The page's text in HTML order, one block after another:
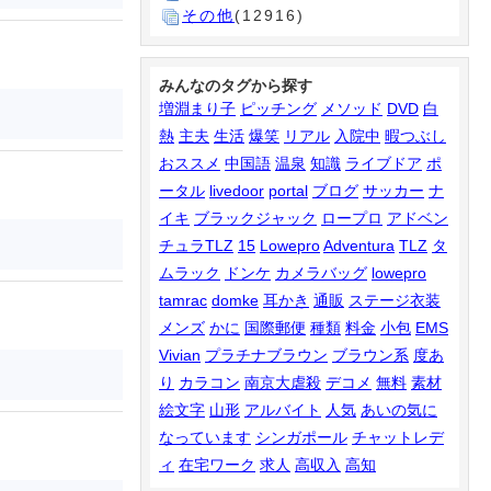
その他(12916)
みんなのタグから探す
増淵まり子 ピッチング メソッド DVD 白
熱 主夫 生活 爆笑 リアル 入院中 暇つぶし
おススメ 中国語 温泉 知識 ライブドア ポ
ータル livedoor portal ブログ サッカー ナ
イキ ブラックジャック ロープロ アドベン
チュラTLZ 15 LoweproAdventura TLZ タ
ムラック
ドンケ カメラバッグ lowepro
tamrac domke 耳かき 通販 ステージ衣装
メンズ かに 国際郵便 種類 料金 小包 EMS
Vivian プラチナブラウン ブラウン系 度あ
り カラコン 南京大虐殺 デコメ 無料 素材
絵文字 山形 アルバイト 人気 あいの気に
なっています シンガポール チャットレデ
ィ 在宅ワーク 求人 高収入 高知